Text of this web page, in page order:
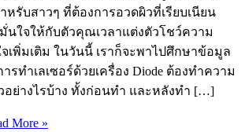
หรับสาวๆ ที่ต้องการอวดผิวที่เรียบเนียน
นใจให้กับตัวคุณเวลาแต่งตัวโชว์ความ
เพิ่มเติม ในวันนี้ เราก็จะพาไปศึกษาข้อมูล
รทำเลเซอร์ด้วยเครื่อง Diode ต้องทำความ
อย่างไรบ้าง ทั้งก่อนทำ และหลังทำ […]
More »